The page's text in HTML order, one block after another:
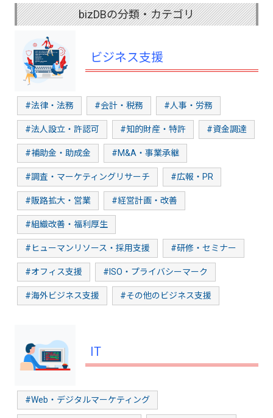
bizDBの分類・カテゴリ
ビジネス支援
#法律・法務 #会計・税務 #人事・労務
#法人設立・許認可 #知的財産・特許 #資金調達
#補助金・助成金 #M&A・事業承継
#調査・マーケティングリサーチ #広報・PR
#販路拡大・営業 #経営計画・改善
#組織改善・福利厚生
#ヒューマンリソース・採用支援 #研修・セミナー
#オフィス支援 #ISO・プライバシーマーク
#海外ビジネス支援 #その他のビジネス支援
IT
#Web・デジタルマーケティング